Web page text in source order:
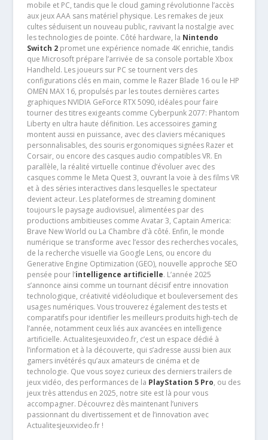
mobile et PC, tandis que le cloud gaming révolutionne l’accès
aux jeux AAA sans matériel physique. Les remakes de jeux
cultes séduisent un nouveau public, ravivant la nostalgie avec
les technologies de pointe. Côté hardware, la Nintendo
Switch 2promet une expérience nomade 4K enrichie, tandis
que Microsoft prépare l’arrivée de sa console portable Xbox
Handheld. Les joueurs sur PC se tournent vers des
configurations clés en main, comme le Razer Blade 16 ou le HP
OMEN MAX 16, propulsés par les toutes dernières cartes
graphiques NVIDIA GeForce RTX 5090, idéales pour faire
tourner des titres exigeants comme Cyberpunk 2077: Phantom
Liberty en ultra haute définition. Les accessoires gaming
montent aussi en puissance, avec des claviers mécaniques
personnalisables, des souris ergonomiques signées Razer et
Corsair, ou encore des casques audio compatibles VR. En
parallèle, la réalité virtuelle continue d’évoluer avec des
casques comme le Meta Quest 3, ouvrant la voie à des films VR
et à des séries interactives dans lesquelles le spectateur
devient acteur. Les plateformes de streaming dominent
toujours le paysage audiovisuel, alimentées par des
productions ambitieuses comme Avatar 3, Captain America:
Brave New World ou La Chambre d’à côté. Enfin, le monde
numérique se transforme avec l’essor des recherches vocales,
de la recherche visuelle via Google Lens, ou encore du
Generative Engine Optimization (GEO), nouvelle approche SEO
pensée pour l’intelligence artificielle. L’année 2025
s’annonce ainsi comme un tournant décisif entre innovation
technologique, créativité vidéoludique et bouleversement des
usages numériques. Vous trouverez également des tests et
comparatifs pour identifier les meilleurs produits high-tech de
l’année, notamment ceux liés aux avancées en intelligence
artificielle. Actualitesjeuxvideo.fr, c’est un espace dédié à
l’information et à la découverte, qui s’adresse aussi bien aux
gamers invétérés qu’aux amateurs de cinéma et de
technologie. Que vous soyez curieux des derniers trailers de
jeux vidéo, des performances de la PlayStation 5 Pro, ou des
jeux très attendus en 2025, notre site est là pour vous
accompagner. Découvrez dès maintenant l’univers
passionnant du divertissement et de l’innovation avec
Actualitesjeuxvideo.fr !